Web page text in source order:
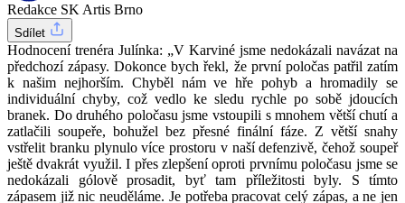
Redakce SK Artis Brno
Sdílet
Hodnocení trenéra Julínka: „V Karviné jsme nedokázali navázat na
předchozí zápasy. Dokonce bych řekl, že první poločas patřil zatím
k našim nejhorším. Chyběl nám ve hře pohyb a hromadily se
individuální chyby, což vedlo ke sledu rychle po sobě jdoucích
branek. Do druhého poločasu jsme vstoupili s mnohem větší chutí a
zatlačili soupeře, bohužel bez přesné finální fáze. Z větší snahy
vstřelit branku plynulo více prostoru v naší defenzivě, čehož soupeř
ještě dvakrát využil. I přes zlepšení oproti prvnímu poločasu jsme se
nedokázali gólově prosadit, byť tam příležitosti byly. S tímto
zápasem již nic neuděláme. Je potřeba pracovat celý zápas, a ne jen